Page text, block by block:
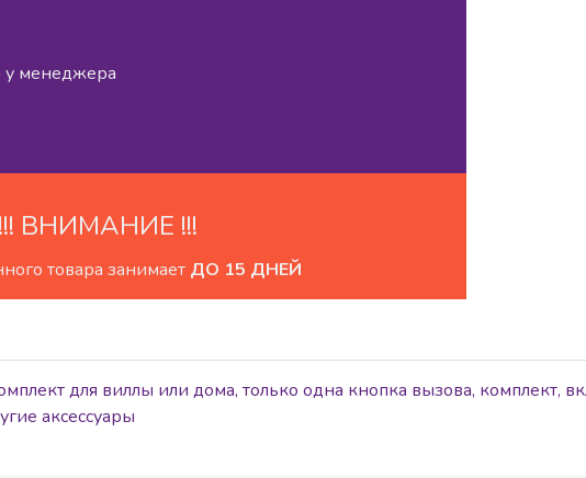
у менеджера
!!! ВНИМАНИЕ !!!
товара занимает ДО 15 ДНЕЙ
для виллы или дома, только одна кнопка вызова,
аксессуары